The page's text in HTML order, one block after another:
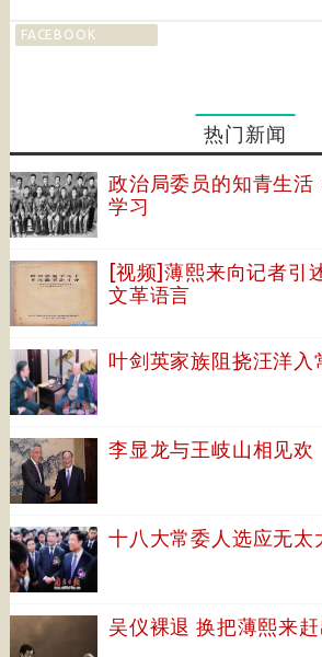
FACEBOOK
热门新闻
政治局委员的知青生活
学习
[视频]薄熙来向记者引
文革语言
叶剑英家族阻挠汪洋入
李显龙与王岐山相见欢
十八大常委人选应无太
吴仪裸退 换把薄熙来